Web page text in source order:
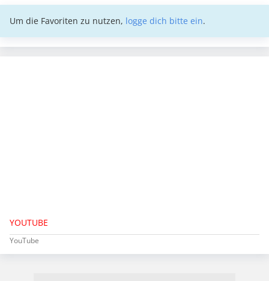
Um die Favoriten zu nutzen, logge dich bitte ein.
YOUTUBE
YouTube